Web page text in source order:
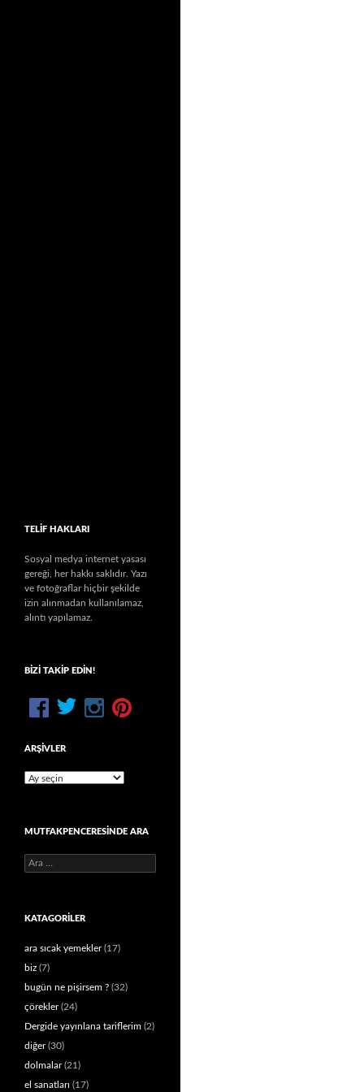
TELIF HAKLARI
Sosyal medya internet yasası
gereği, her hakkı saklıdır. Yazı
ve fotoğraflar hiçbir şekilde
izin alınmadan kullanılamaz,
alıntı yapılamaz.
BIZI TAKIP EDIN!
ARŞIVLER
Arşivler
MUTFAKPENCERESINDE ARA
Arama:
KATAGORILER
ara sıcak yemekler(17)
biz (7)
bugün ne pişirsem ? (32)
çörekler(24)
Dergide yayınlana tariflerim (2)
diğer(30)
dolmalar(21)
el sanatları (17)